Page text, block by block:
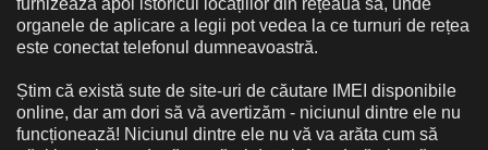
furnizează apoi istoricul locațiilor din rețeaua sa, unde
organele de aplicare a legii pot vedea la ce turnuri de rețea
este conectat telefonul dumneavoastră.
Știm că există sute de site-uri de căutare IMEI disponibile
online, dar am dori să vă avertizăm - niciunul dintre ele nu
funcționează! Niciunul dintre ele nu vă va arăta cum să